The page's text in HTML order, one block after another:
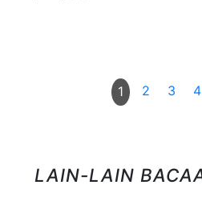
1 2 3 4
LAIN-LAIN